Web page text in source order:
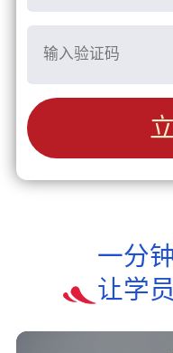
一分
让学员